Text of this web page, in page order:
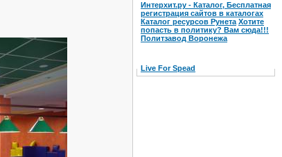
Интерхит.ру - Каталог, Бесплатная
регистрация сайтов в каталогах
Каталог ресурсов Рунета Хотите
попасть в политику? Вам сюда!!!
Политзавод Воронежа
Live For Spead